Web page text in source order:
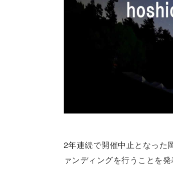
2年連続で開催中止となった
ァンディングを行うことを発